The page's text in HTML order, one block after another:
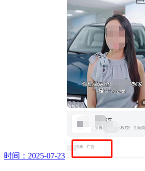
时间：2025-07-23